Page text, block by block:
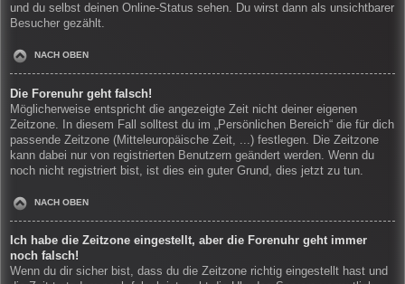
und du selbst deinen Online-Status sehen. Du wirst dann als unsichtbarer
Besucher gezählt.
NACH OBEN
Die Forenuhr geht falsch!
Möglicherweise entspricht die angezeigte Zeit nicht deiner eigenen
Zeitzone. In diesem Fall solltest du im „Persönlichen Bereich“ die für dich
passende Zeitzone (Mitteleuropäische Zeit, ...) festlegen. Die Zeitzone
kann dabei nur von registrierten Benutzern geändert werden. Wenn du
noch nicht registriert bist, ist dies ein guter Grund, dies jetzt zu tun.
NACH OBEN
Ich habe die Zeitzone eingestellt, aber die Forenuhr geht immer
noch falsch!
Wenn du dir sicher bist, dass du die Zeitzone richtig eingestellt hast und